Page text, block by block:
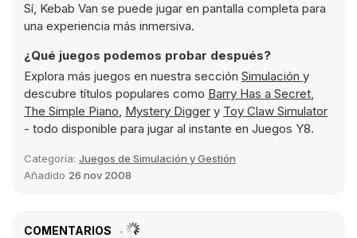
Sí, Kebab Van se puede jugar en pantalla completa para
una experiencia más inmersiva.
¿Qué juegos podemos probar después?
Explora más juegos en nuestra sección Simulación y
descubre títulos populares como Barry Has a Secret,
The Simple Piano, Mystery Digger y Toy Claw Simulator
- todo disponible para jugar al instante en Juegos Y8.
Categoría: Juegos de Simulación y Gestión
Añadido 26 nov 2008
COMENTARIOS